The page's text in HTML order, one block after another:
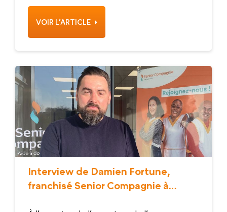
VOIR L’ARTICLE
Interview de Damien Fortune,
franchisé Senior Compagnie à